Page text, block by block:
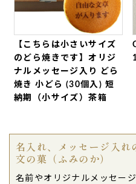
母の三回忌法要で返礼品
先様からも洒落たお返し
カステラも美味しかった
ご購入頂いた商品：オリ
ハート模様(0.6号/1本入
先方の方から後日お電話
【こちらは小さいサイズ
のどら焼きです】オリジ
ナルメッセージ入り どら
焼き 小どら (30個入) 短
納期（小サイズ）茶箱
名入れ、メッセージ入
文の菓（ふみのか）
名前やオリジナルメッセー